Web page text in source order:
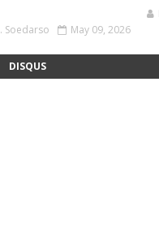
Soedarso May 09, 2026
DISQUS